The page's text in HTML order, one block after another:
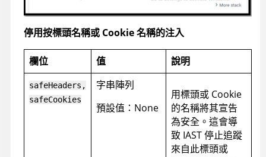
停用按標頭名稱或 Cookie 名稱的注入
欄位 值 說明
safeHeaders,
safeCookies
字串陣列
預設值：None
用標頭或 Cookie
的名稱將其宣告
為安全。這會導
致 IAST 停止追蹤
來自此標頭或